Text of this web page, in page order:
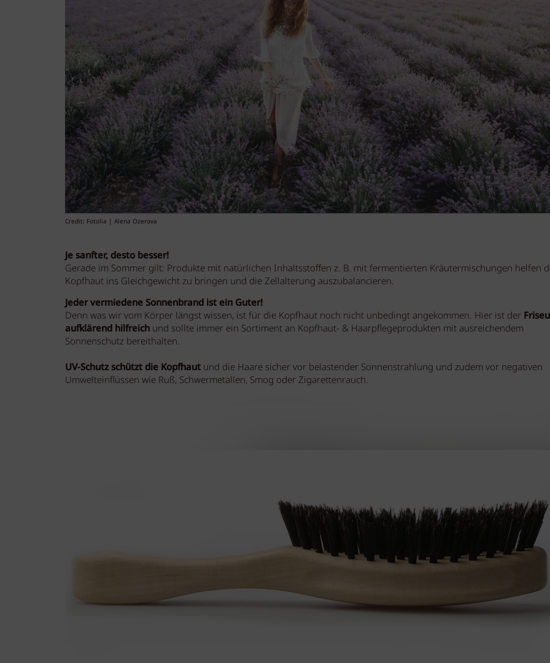
Credit: Fotolia | Alena Ozerova
Je sanfter, desto besser!
Gerade im Sommer gilt: Produkte mit natürlichen Inhaltsstoffen z. B. mit fermentierten Kräutermischungen helfen
Kopfhaut ins Gleichgewicht zu bringen und die Zellalterung auszubalancieren.
Jeder vermiedene Sonnenbrand ist ein Guter!
Denn was wir vom Körper längst wissen, ist für die Kopfhaut noch nicht unbedingt angekommen. Hier ist der
aufklärend hilfreichund sollte immer ein Sortiment an Kopfhaut- & Haarpflegeprodukten mit ausreichendem
Sonnenschutz bereithalten.
UV-Schutz schützt die Kopfhautund die Haare sicher vor belastender Sonnenstrahlung und zudem vor negativen
Umwelteinflüssen wie Ruß, Schwermetallen, Smog oder Zigarettenrauch.